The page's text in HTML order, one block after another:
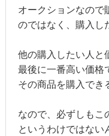
オークションなので
のではなく、購入し
他の購入したい人と
最後に一番高い価格
その商品を購入でき
なので、必ずしもこ
というわけではない